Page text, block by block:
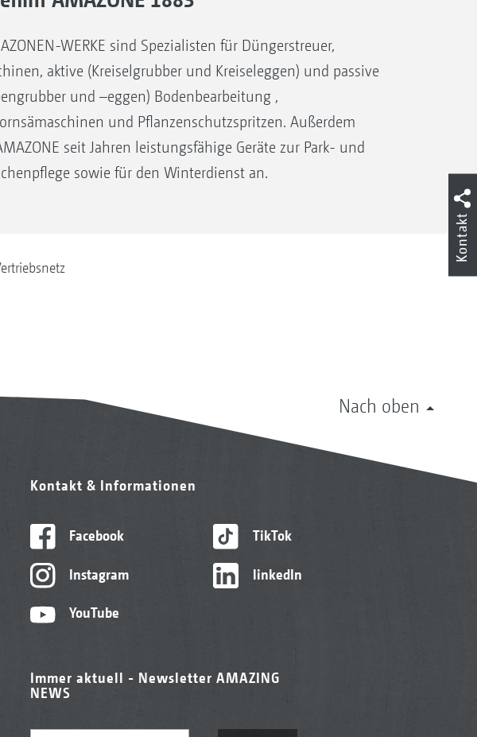
WERKE sind Spezialisten für Düngerstreuer,
aktive (Kreiselgrubber und Kreiseleggen) und passive
und –eggen) Bodenbearbeitung ,
und Pflanzenschutzspritzen. Außerdem
seit Jahren leistungsfähige Geräte zur Park- und
sowie für den Winterdienst an.
Nach oben
Kontakt & Informationen
Facebook
Instagram
YouTube
TikTok
linkedIn
Immer aktuell - Newsletter AMAZING
NEWS
Kontakt